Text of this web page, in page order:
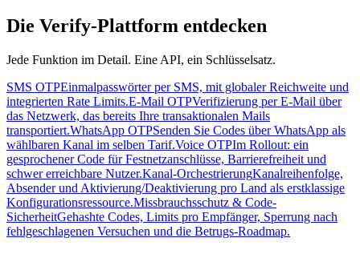
Die Verify-Plattform entdecken
Jede Funktion im Detail. Eine API, ein Schlüsselsatz.
SMS OTPEinmalpasswörter per SMS, mit globaler Reichweite und
integrierten Rate Limits.E-Mail OTPVerifizierung per E-Mail über
das Netzwerk, das bereits Ihre transaktionalen Mails
transportiert.WhatsApp OTPSenden Sie Codes über WhatsApp als
wählbaren Kanal im selben Tarif.Voice OTPIm Rollout: ein
gesprochener Code für Festnetzanschlüsse, Barrierefreiheit und
schwer erreichbare Nutzer.Kanal-OrchestrierungKanalreihenfolge,
Absender und Aktivierung/Deaktivierung pro Land als erstklassige
Konfigurationsressource.Missbrauchsschutz & Code-
SicherheitGehashte Codes, Limits pro Empfänger, Sperrung nach
fehlgeschlagenen Versuchen und die Betrugs-Roadmap.